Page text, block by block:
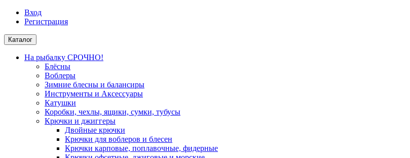
Вход
Регистрация
Каталог
На рыбалку СРОЧНО!
Блёсны
Воблеры
Зимние блесны и балансиры
Инструменты и Аксессуары
Катушки
Коробки, чехлы, ящики, сумки, тубусы
Крючки и джиггеры
Двойные крючки
Крючки для воблеров и блесен
Крючки карповые, поплавочные, фидерные